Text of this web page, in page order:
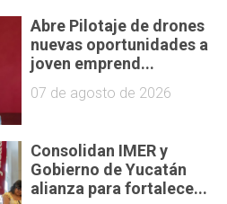
Abre Pilotaje de drones
nuevas oportunidades a
joven emprend...
07 de agosto de 2026
Consolidan IMER y
Gobierno de Yucatán
alianza para fortalece...